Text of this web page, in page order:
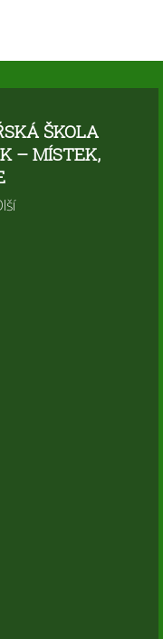
ŠKOLA
– MÍSTEK,